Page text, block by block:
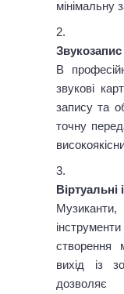
мінімальну
В
звукові
запису та
точну
Віртуальні
Музиканти,
створення
вихід із
дозволяє